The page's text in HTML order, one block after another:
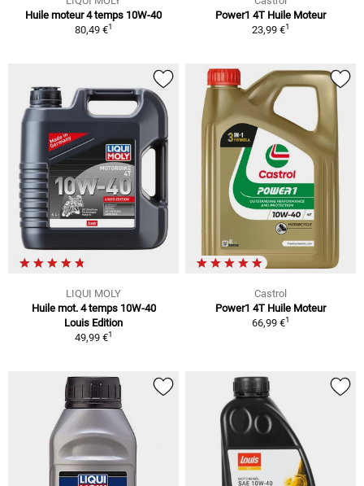
Huile moteur 4 temps 10W-40
80,49 €1
Power1 4T Huile Moteur
23,99 €1
LIQUI MOLY
Huile mot. 4 temps 10W-40
Louis Edition
49,99 €1
Castrol
Power1 4T Huile Moteur
66,99 €1